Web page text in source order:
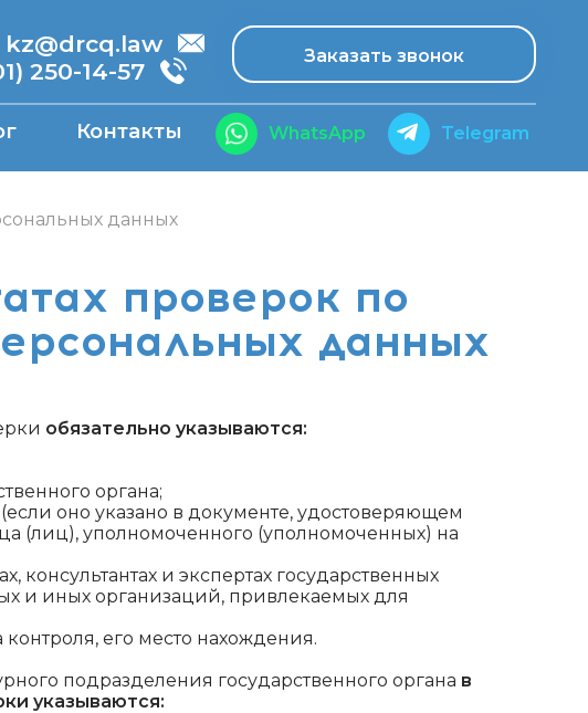
250-14-57
Заказать звонок
Контакты WhatsApp Telegram
данных
проверок по
данных
обязательно указываются:
органа;
оно указано в документе, удостоверяющем
(лиц), уполномоченного (уполномоченных) на
консультантах и экспертах государственных
и иных организаций, привлекаемых для
его место нахождения.
подразделения государственного органа в
указываются: